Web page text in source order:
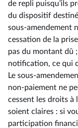
de repli puisqu’ils
du dispositif
sous-amendement n
cessation de la
pas du montant dû
notification, ce qui
Le sous-
non-paiement ne
cessent les droits à
soient claires : si
participation